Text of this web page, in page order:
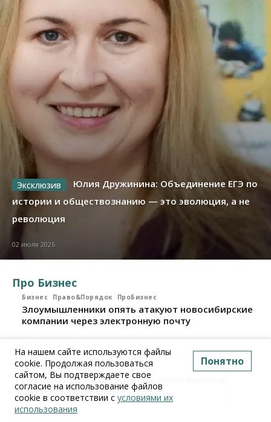
Юлия Дружинина: Объединение ЕГЭ по
истории и обществознанию — это эволюция, а не
революция
02 июля 2026
Про Бизнес
Бизнес Право&Порядок ПроБизнес
Злоумышленники опять атакуют новосибирские
компании через электронную почту
Бизнес ПроБизнес
Новосибирские грузоперевозчики переходят на
цифровые накладные
28 июля 2026, 11:00
На нашем сайте используются файлы
cookie. Продолжая пользоваться
сайтом, Вы подтверждаете свое
согласие на использование файлов
cookie в соответствии с условиями их
использования
Понятно